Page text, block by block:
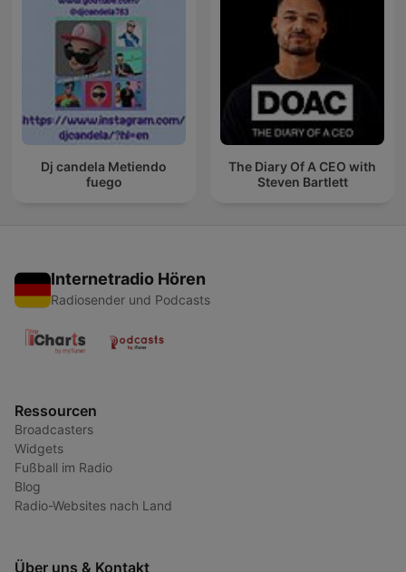
Dj candela Metiendo
fuego
The Diary Of A CEO with
Steven Bartlett
Internetradio Hören
Radiosender und Podcasts
Ressourcen
Broadcasters
Widgets
Fußball im Radio
Blog
Radio-Websites nach Land
Über uns & Kontakt